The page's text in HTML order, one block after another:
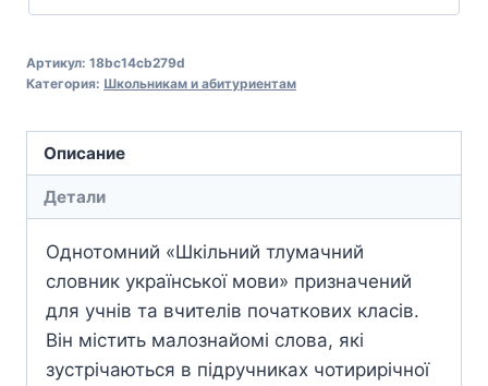
Артикул: 18bc14cb279d
Категория: Школьникам и абитуриентам
Описание
Детали
Однотомний «Шкiльний тлумачний
словник української мови» призначений
для учнiв та вчителiв початкових класiв.
Вiн мiстить малознайомi слова, якi
зустрiчаються в пiдручниках чотирирiчної